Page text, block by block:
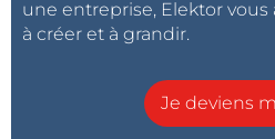
une entreprise, Elektor vous
à créer et à grandir.
Je deviens